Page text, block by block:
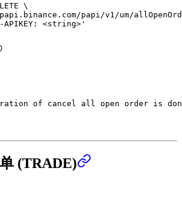
\
papi/v1/um/
APIKEY: <string>'
of cancel all open order is
(TRADE)